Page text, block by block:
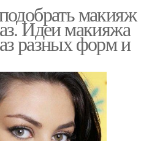
Выпуклые глаза
Миндалевидные глаза
макияж
Идеи макияжа
разных форм и